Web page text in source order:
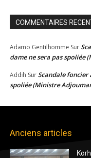
COMMENTAIRES
Adamo Gentilhomme Sur
dame ne sera pas spoliée
Addih SurScandale foncier
spoliée (Ministre
Anciens articles